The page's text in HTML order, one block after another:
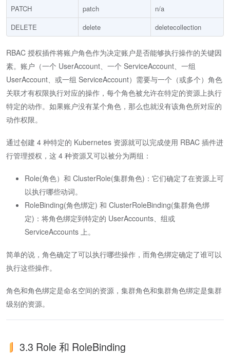
PATCH
patch
n/a
DELETE
delete deletecollection
RBAC 授权插件将账户角色作为决定账户是否能够执行操作的关键因
素。账户（一个 UserAccount、一个 ServiceAccount、一组
UserAccount、或一组 ServiceAccount）需要与一个（或多个）角色
关联才有权限执行对应的操作，每个角色被允许在特定的资源上执行
特定的动作。如果账户没有某个角色，那么也就没有该角色所对应的
动作权限。
通过创建 4 种特定的 Kubernetes 资源就可以完成使用 RBAC 插件进
行管理授权，这 4 种资源又可以被分为两组：
Role(角色）和 ClusterRole(集群角色)：它们确定了在资源上可
以执行哪些动词。
RoleBinding(角色绑定) 和 ClusterRoleBinding(集群角色绑
定)：将角色绑定到特定的 UserAccounts、组或
ServiceAccounts 上。
简单的说，角色确定了可以执行哪些操作，而角色绑定确定了谁可以
执行这些操作。
角色和角色绑定是命名空间的资源，集群角色和集群角色绑定是集群
级别的资源。
3.3 Role 和 RoleBinding